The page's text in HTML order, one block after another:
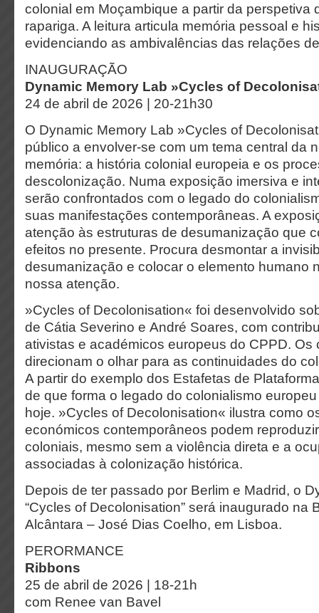
colonial em Moçambique a partir da perspetiva
rapariga. A leitura articula memória pessoal e
evidenciando as ambivalências das relações
INAUGURAÇÃO
Dynamic Memory Lab »Cycles of
24 de abril de 2026 | 20-21h30
O Dynamic Memory Lab »Cycles of
público a envolver-se com um tema central da
memória: a história colonial europeia e os
descolonização. Numa exposição imersiva e
serão confrontados com o legado do
suas manifestações contemporâneas. A
atenção às estruturas de desumanização que
efeitos no presente. Procura desmontar a
desumanização e colocar o elemento humano
nossa atenção.
»Cycles of Decolonisation« foi desenvolvido
de Cátia Severino e André Soares, com
ativistas e académicos europeus do CPPD. Os
direcionam o olhar para as continuidades do
A partir do exemplo dos Estafetas de
de que forma o legado do colonialismo
hoje. »Cycles of Decolonisation« ilustra como
económicos contemporâneos podem
coloniais, mesmo sem a violência direta e a
associadas à colonização histórica.
Depois de ter passado por Berlim e Madrid, o
“Cycles of Decolonisation” será inaugurado na
Alcântara – José Dias Coelho, em Lisboa.
PERORMANCE
Ribbons
25 de abril de 2026 | 18-21h
com Renee van Bavel